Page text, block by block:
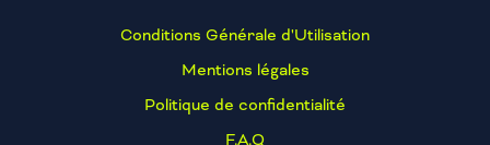
Conditions Générale d'Utilisation
Mentions légales
Politique de confidentialité
F.A.Q